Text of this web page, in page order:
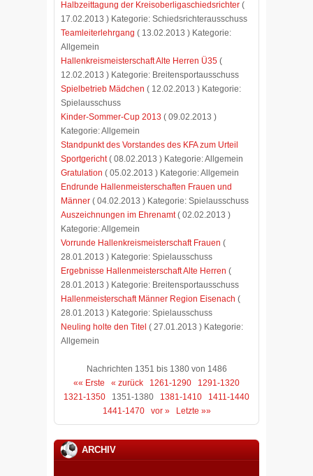
Halbzeittagung der Kreisoberligaschiedsrichter (
17.02.2013 ) Kategorie: Schiedsrichterausschuss
Teamleiterlehrgang ( 13.02.2013 ) Kategorie:
Allgemein
Hallenkreismeisterschaft Alte Herren Ü35 (
12.02.2013 ) Kategorie: Breitensportausschuss
Spielbetrieb Mädchen ( 12.02.2013 ) Kategorie:
Spielausschuss
Kinder-Sommer-Cup 2013 ( 09.02.2013 )
Kategorie: Allgemein
Standpunkt des Vorstandes des KFA zum Urteil
Sportgericht( 08.02.2013 ) Kategorie: Allgemein
Gratulation ( 05.02.2013 ) Kategorie: Allgemein
Endrunde Hallenmeisterschaften Frauen und
Männer ( 04.02.2013 ) Kategorie: Spielausschuss
Auszeichnungen im Ehrenamt( 02.02.2013 )
Kategorie: Allgemein
Vorrunde Hallenkreismeisterschaft Frauen (
28.01.2013 ) Kategorie: Spielausschuss
Ergebnisse Hallenmeisterschaft Alte Herren (
28.01.2013 ) Kategorie: Breitensportausschuss
Hallenmeisterschaft Männer Region Eisenach (
28.01.2013 ) Kategorie: Spielausschuss
Neuling holte den Titel ( 27.01.2013 ) Kategorie:
Allgemein
Nachrichten 1351 bis 1380 von 1486
«« Erste
« zurück 1261-1290
1291-1320
1321-1350
1351-1380 1381-1410
1411-1440
1441-1470
vor » Letzte »»
ARCHIV